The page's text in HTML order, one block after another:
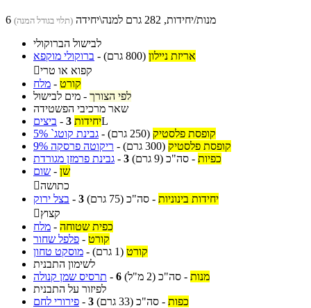
6 מנות/יחידות, 282 גרם למנה\יחידה (תלוי בגודל המנה)
לבישול הברוקולי
ברוקולי מוקפא - אריזת ניילון (800 גרם)
קפוא או טרי
מלח - קורט
מים לבישול - לפי הצורך
שאר מרכיבי הפשטידה
ביצים - 3 יחידותL
גבינת קוטג` 5% - קופסת פלסטיק (250 גרם)
ריקוטה פרסקה 9% - קופסת פלסטיק (300 גרם)
גבינת פרמזן מגורדת - 3 כפיות - סה"כ (9 גרם)
שום - שן
כתושה
בצל ירוק - 3 יחידות בינוניות - סה"כ (75 גרם)
קצוץ
מלח - כפית שטוחה
פלפל שחור - קורט
מוסקט טחון - קורט (1 גרם)
לשימון התבנית
תרסיס שמן קנולה - 6 מנות - סה"כ (2 מ"ל)
לפיזור על התבנית
פירורי לחם - 3 כפות - סה"כ (33 גרם)